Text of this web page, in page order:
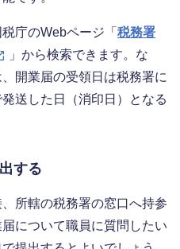
庁のWebページ「 税務署
」から検索できます。な
開業届の受領日は税務署に
送した日（消印日）となる
する
所轄の税務署の窓口へ持参
について職員に質問したい